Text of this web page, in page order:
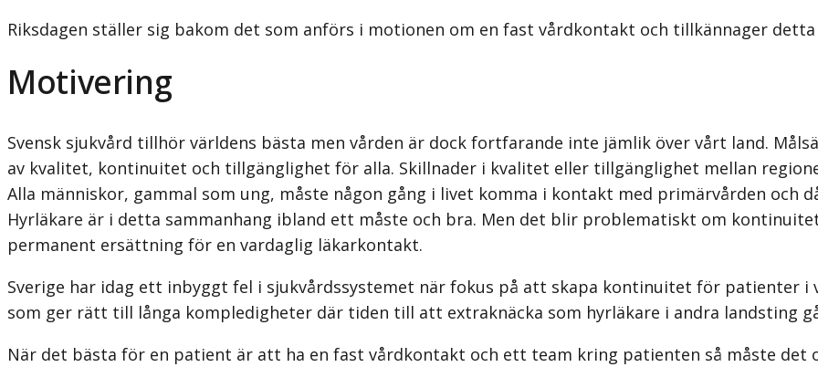
Riksdagen ställer sig bakom det som anförs i motionen om en fast vårdkontakt och tillkännager
Motivering
Svensk sjukvård tillhör världens bästa men vården är dock fortfarande inte jämlik över vårt land.
av kvalitet, kontinuitet och tillgänglighet för alla. Skillnader i kvalitet eller tillgänglighet mellan
Alla människor, gammal som ung, måste någon gång i livet komma i kontakt med primärvården och
Hyrläkare är i detta sammanhang ibland ett måste och bra. Men det blir problematiskt om
permanent ersättning för en vardaglig läkarkontakt.
Sverige har idag ett inbyggt fel i sjukvårdssystemet när fokus på att skapa kontinuitet för patienter
som ger rätt till långa kompledigheter där tiden till att extraknäcka som hyrläkare i andra landsting
När det bästa för en patient är att ha en fast vårdkontakt och ett team kring patienten så måste